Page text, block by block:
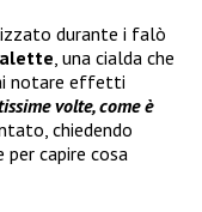
durante i falò
, una cialda che
notare effetti
volte, come è
chiedendo
capire cosa